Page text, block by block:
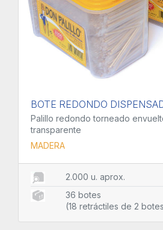
BOTE REDONDO
Palillo redondo torneado
transparente
MADERA
2.000 u. aprox.
36 botes
(18 retráctiles de 2